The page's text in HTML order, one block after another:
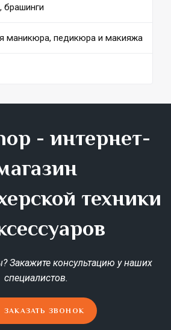
брашинги
маникюра, педикюра и макияжа
- интернет-
техники
Закажите консультацию у наших
специалистов.
ЗАКАЗАТЬ ЗВОНОК